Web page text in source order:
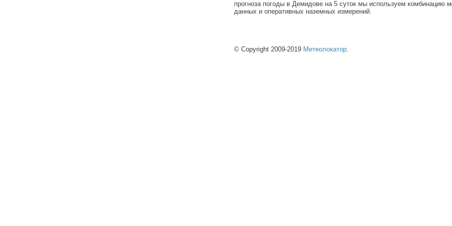
прогноза погоды в Демидове на 5 суток мы используем комбинацию
данных и оперативных наземных измерений.
© Copyright 2009-2019 Метеолокатор